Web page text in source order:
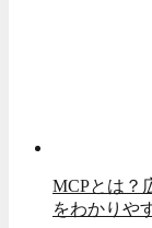
MCPとは？
をわかりや